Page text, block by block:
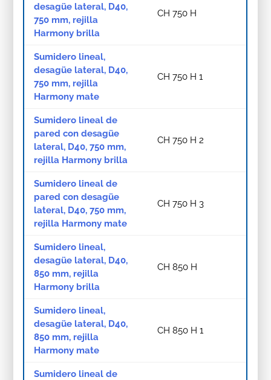
desagüe lateral, D40,
750 mm, rejilla
Harmony brilla
CH 750 H
Sumidero lineal,
desagüe lateral, D40,
750 mm, rejilla
Harmony mate
CH 750 H 1
Sumidero lineal de
pared con desagüe
lateral, D40, 750 mm,
rejilla Harmony brilla
CH 750 H 2
Sumidero lineal de
pared con desagüe
lateral, D40, 750 mm,
rejilla Harmony mate
CH 750 H 3
Sumidero lineal,
desagüe lateral, D40,
850 mm, rejilla
Harmony brilla
CH 850 H
Sumidero lineal,
desagüe lateral, D40,
850 mm, rejilla
Harmony mate
CH 850 H 1
Sumidero lineal de